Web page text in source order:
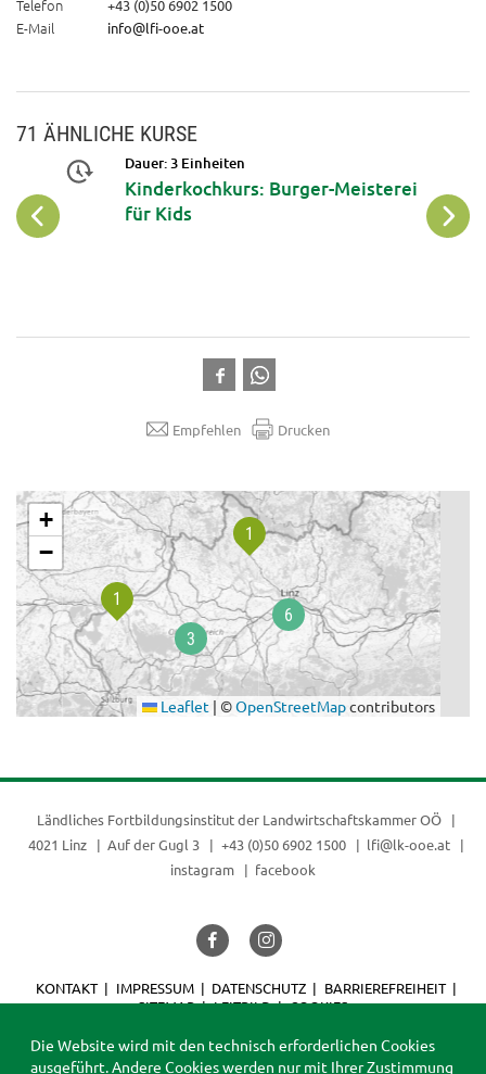
Telefon +43 (0)50 6902 1500
E-Mail info@lfi-ooe.at
71 ÄHNLICHE KURSE
Dauer: 3 Einheiten
Kinderkochkurs: Burger-Meisterei
für Kids
Empfehlen Drucken
.
+
−
Leaflet | ©OpenStreetMapcontributors
Ländliches Fortbildungsinstitut der Landwirtschaftskammer OÖ
4021 Linz
Auf der Gugl 3 +43 (0)50 6902 1500
lfi@lk-ooe.at
instagram
facebook
KONTAKT IMPRESSUM DATENSCHUTZ
BARRIEREFREIHEIT
SITEMAP
LEITBILD COOKIES
Die Website wird mit den technisch erforderlichen Cookies
ausgeführt. Andere Cookies werden nur mit Ihrer Zustimmung